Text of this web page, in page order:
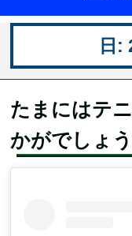
日:
たまにはテ
かがでしょ